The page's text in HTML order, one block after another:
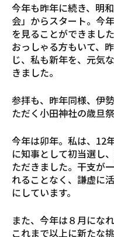
今年も昨年に続き、明
会」からスタート。今
を見ることができまし
おっしゃる方もいて、
じ、私も新年を、元気
きました。
参拝も、昨年同様、伊
ただく小田神社の歳旦
今年は卯年。私は、12
に知事として初当選し
ただきました。干支が
れることなく、謙虚に
にしています。
また、今年は８月にな
これまで以上に新たな